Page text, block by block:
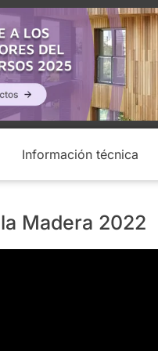
Información técnica
Madera 2022